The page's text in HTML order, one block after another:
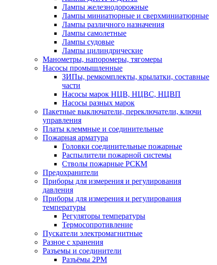
Лампы железнодорожные
Лампы миниатюрные и сверхминиатюрные
Лампы различного назначения
Лампы самолетные
Лампы судовые
Лампы цилиндрические
Манометры, напоромеры, тягомеры
Насосы промышленные
ЗИПы, ремкомплекты, крылатки, составные
части
Насосы марок НЦВ, НЦВС, НЦВП
Насосы разных марок
Пакетные выключатели, переключатели, ключи
управления
Платы клеммные и соединительные
Пожарная арматура
Головки соединительные пожарные
Распылители пожарной системы
Стволы пожарные РСКМ
Предохранители
Приборы для измерения и регулирования
давления
Приборы для измерения и регулирования
температуры
Регуляторы температуры
Термосопротивление
Пускатели электромагнитные
Разное с хранения
Разъемы и соединители
Разъёмы 2РМ